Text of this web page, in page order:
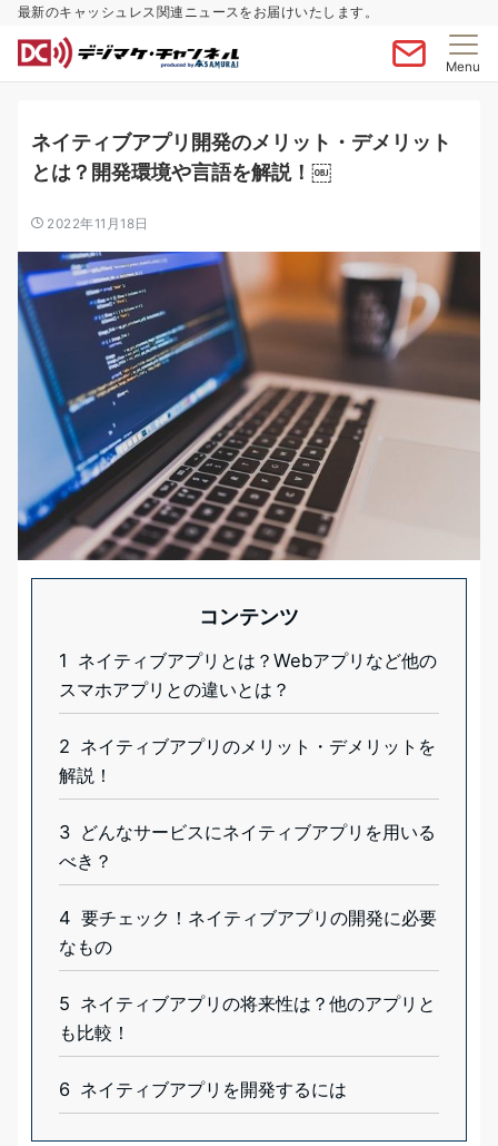
最新のキャッシュレス関連ニュースをお届けいたします。
Menu
ネイティブアプリ開発のメリット・デメリット
とは？開発環境や言語を解説！￼
2022年11月18日
コンテンツ
1 ネイティブアプリとは？Webアプリなど他の
スマホアプリとの違いとは？
2 ネイティブアプリのメリット・デメリットを
解説！
3 どんなサービスにネイティブアプリを用いる
べき？
4 要チェック！ネイティブアプリの開発に必要
なもの
5 ネイティブアプリの将来性は？他のアプリと
も比較！
6 ネイティブアプリを開発するには